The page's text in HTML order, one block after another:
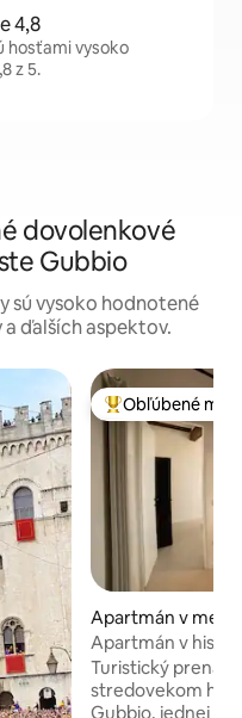
4,8
hosťami vysoko
z 5.
dovolenkové
Gubbio
sú vysoko hodnotené
ďalších aspektov.
Najobľúbenejšie
Obľúbené
Apartmán v
Apartmán v
Turistický
stredovekom
Gubbio, jednej z